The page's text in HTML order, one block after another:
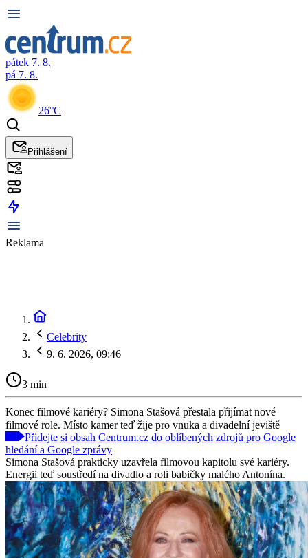
pátek 7. 8.
pá 7. 8.
26°C
Přihlášení
Reklama
Celebrity
9. 6. 2026, 09:46
3 min
Konec filmové kariéry? Simona Stašová přestala přijímat nové
filmové role. Místo kamer teď žije pro vnuka a divadelní jeviště
Přidejte si obsah Centrum.cz do oblíbených zdrojů pro Google
hledání a Google zprávy
Simona Stašová prakticky uzavřela filmovou kapitolu své kariéry.
Energii teď soustředí na divadlo a roli babičky malého Antonína.